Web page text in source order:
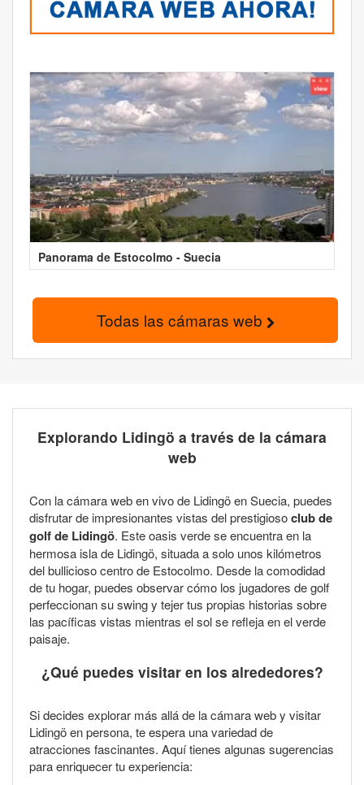
Panorama de Estocolmo - Suecia
Todas las cámaras web
Explorando Lidingö a través de la cámara
web
Con la cámara web en vivo de Lidingö en Suecia, puedes
disfrutar de impresionantes vistas del prestigiosoclub de
golf de Lidingö. Este oasis verde se encuentra en la
hermosa isla de Lidingö, situada a solo unos kilómetros
del bullicioso centro de Estocolmo. Desde la comodidad
de tu hogar, puedes observar cómo los jugadores de golf
perfeccionan su swing y tejer tus propias historias sobre
las pacíficas vistas mientras el sol se refleja en el verde
paisaje.
¿Qué puedes visitar en los alrededores?
Si decides explorar más allá de la cámara web y visitar
Lidingö en persona, te espera una variedad de
atracciones fascinantes. Aquí tienes algunas sugerencias
para enriquecer tu experiencia: